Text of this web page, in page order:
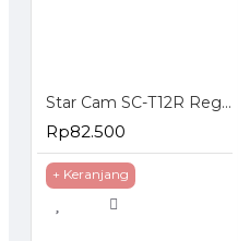
Star Cam SC-T12R Regulator Gas Tekanan Rendah
Rp82.500
+ Keranjang